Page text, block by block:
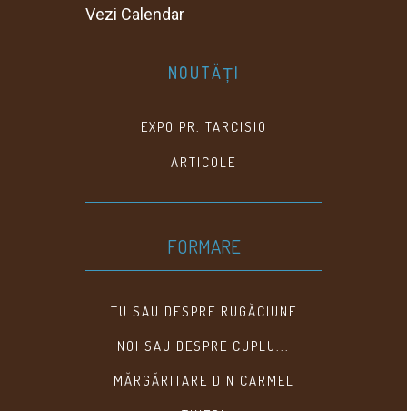
Vezi Calendar
NOUTĂȚI
EXPO PR. TARCISIO
ARTICOLE
FORMARE
TU SAU DESPRE RUGĂCIUNE
NOI SAU DESPRE CUPLU...
MĂRGĂRITARE DIN CARMEL